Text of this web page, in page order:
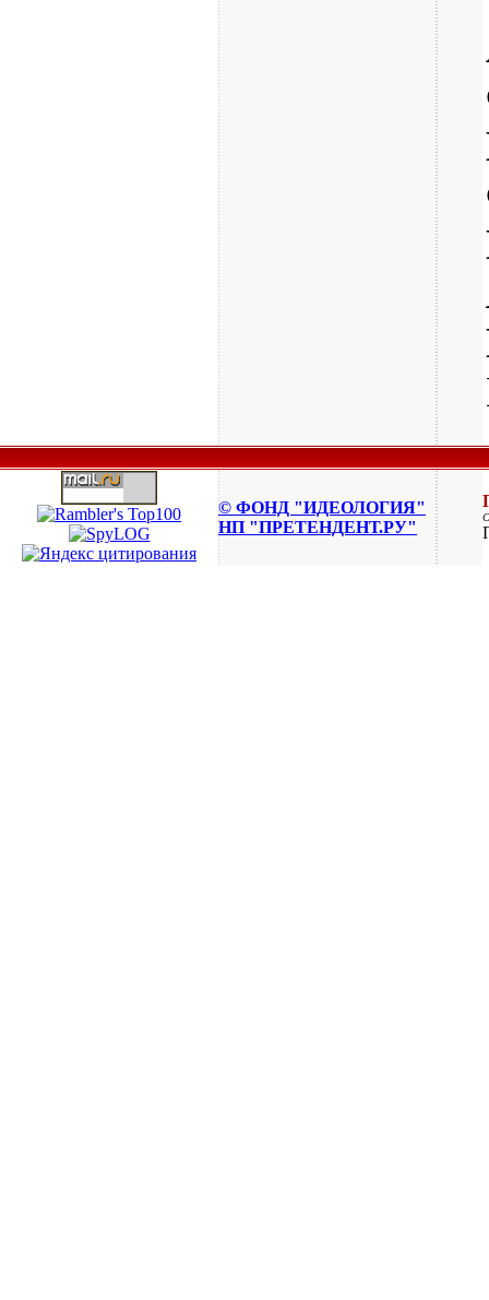
© ФОНД "ИДЕОЛОГИЯ"
НП "ПРЕТЕНДЕНТ.РУ"